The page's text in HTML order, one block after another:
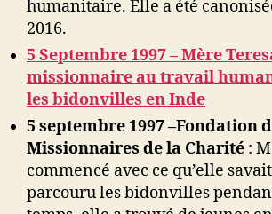
humanitaire. Elle a été
2016.
5 Septembre 1997 – Mère
missionnaire au travail
les bidonvilles en Inde
5 septembre 1997 –Fondation
Missionnaires de la Charité :
commencé avec ce qu’elle
parcouru les bidonvilles